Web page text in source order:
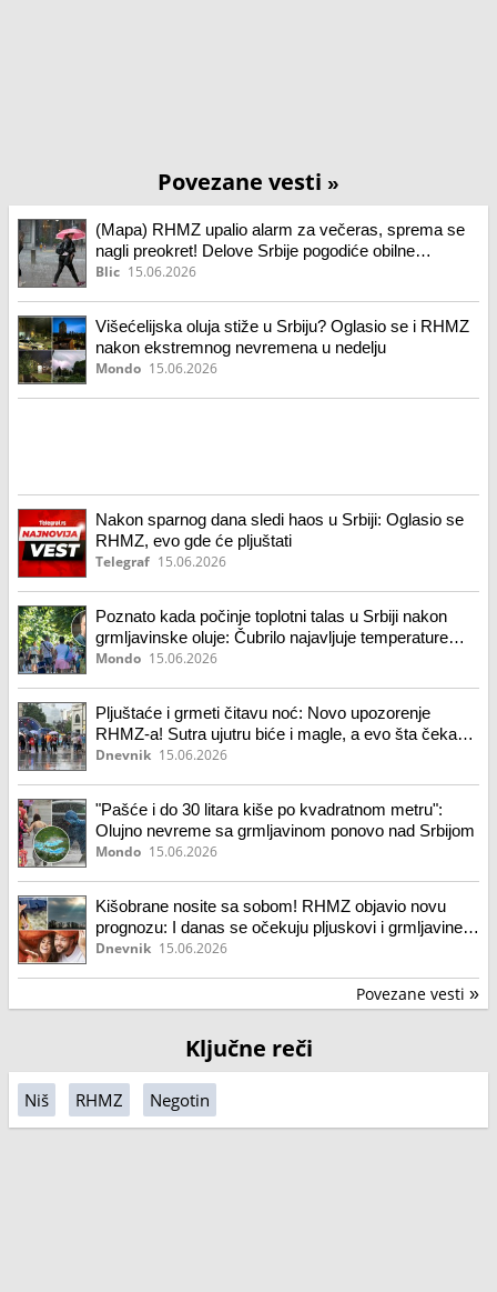
Povezane vesti »
(Mapa) RHMZ upalio alarm za večeras, sprema se
nagli preokret! Delove Srbije pogodiće obilne
padavine i grmljavina, a evo kada stiže tropskih 35
Blic 15.06.2026
Višećelijska oluja stiže u Srbiju? Oglasio se i RHMZ
nakon ekstremnog nevremena u nedelju
Mondo 15.06.2026
Nakon sparnog dana sledi haos u Srbiji: Oglasio se
RHMZ, evo gde će pljuštati
Telegraf 15.06.2026
Poznato kada počinje toplotni talas u Srbiji nakon
grmljavinske oluje: Čubrilo najavljuje temperature
iznad 36 stepeni
Mondo 15.06.2026
Pljuštaće i grmeti čitavu noć: Novo upozorenje
RHMZ-a! Sutra ujutru biće i magle, a evo šta čeka
Vojvodinu sredinom nedelje
Dnevnik 15.06.2026
"Pašće i do 30 litara kiše po kvadratnom metru":
Olujno nevreme sa grmljavinom ponovo nad Srbijom
Mondo 15.06.2026
Kišobrane nosite sa sobom! RHMZ objavio novu
prognozu: I danas se očekuju pljuskovi i grmljavine,
evo kada se vreme vraća u normalu
Dnevnik 15.06.2026
Povezane vesti »
Ključne reči
Niš RHMZ Negotin